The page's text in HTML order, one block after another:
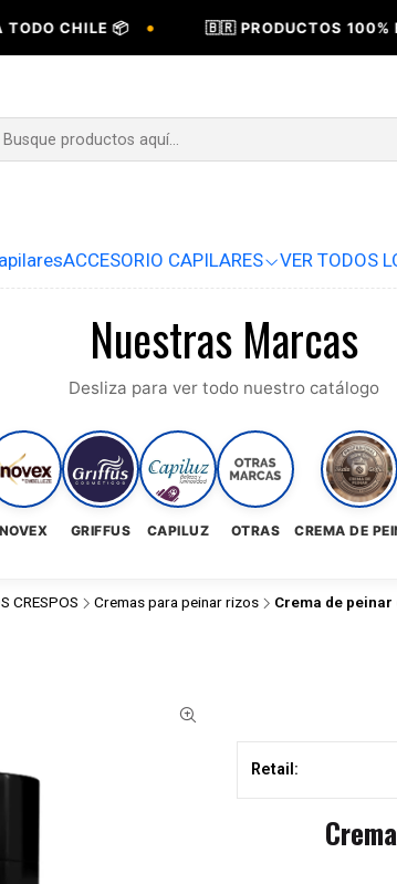
CHILE 📦 • 🇧🇷 PRODUCTOS 100%
ACCESORIO CAPILARES VER TODOS
Nuestras Marcas
Desliza para ver todo nuestro catálogo
NOVEX GRIFFUS CAPILUZ OTRAS CREMA DE
CRESPOS Cremas para peinar rizos Crema de
Retail: